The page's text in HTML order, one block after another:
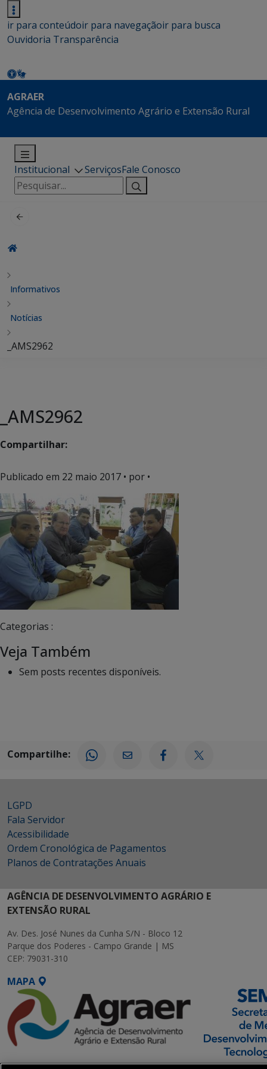
ir para conteúdoir para navegaçãoir para busca
Ouvidoria Transparência
AGRAER
Agência de Desenvolvimento Agrário e Extensão Rural
Institucional ServiçosFale Conosco
Pesquisar
por:
Informativos
Notícias
_AMS2962
_AMS2962
Compartilhar:
Publicado em 22 maio 2017 • por •
Categorias :
Veja Também
Sem posts recentes disponíveis.
Compartilhe:
LGPD
Fala Servidor
Acessibilidade
Ordem Cronológica de Pagamentos
Planos de Contratações Anuais
AGÊNCIA DE DESENVOLVIMENTO AGRÁRIO E
EXTENSÃO RURAL
Av. Des. José Nunes da Cunha S/N - Bloco 12
Parque dos Poderes - Campo Grande | MS
CEP: 79031-310
MAPA